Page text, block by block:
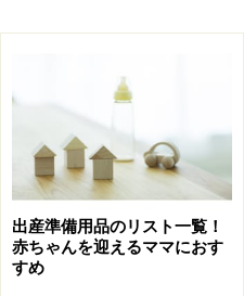
出産準備用品のリスト一覧！
赤ちゃんを迎えるママにおす
すめ